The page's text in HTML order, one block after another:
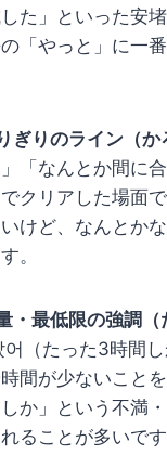
した」といった安
「やっと」に一
ぎりのライン（か
「なんとか間に
クリアした場面
けど、なんとか
。
・最低限の強調（
어（たった3時間し
間が少ないこと
か」という不満
ることが多いです